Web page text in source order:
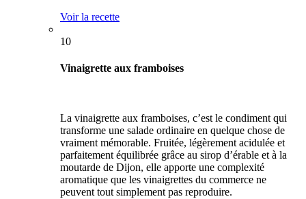
Voir la recette
10
Vinaigrette aux framboises
La vinaigrette aux framboises, c’est le condiment qui
transforme une salade ordinaire en quelque chose de
vraiment mémorable. Fruitée, légèrement acidulée et
parfaitement équilibrée grâce au sirop d’érable et à la
moutarde de Dijon, elle apporte une complexité
aromatique que les vinaigrettes du commerce ne
peuvent tout simplement pas reproduire.